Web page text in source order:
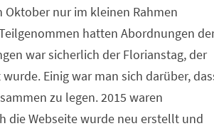
Oktober nur im kleinen Rahmen
hatten Abordnungen
war sicherlich der Florianstag, der
Einig war man sich darüber,
zu legen. 2015 waren
die Webseite wurde neu erstellt und